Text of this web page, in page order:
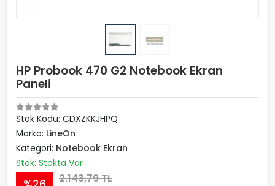
HP Probook 470 G2 Notebook Ekran
Paneli
Stok Kodu: CDXZKKJHPQ
Marka: LineOn
Kategori: Notebook Ekran
Stok: Stokta Var
2.143,79 TL